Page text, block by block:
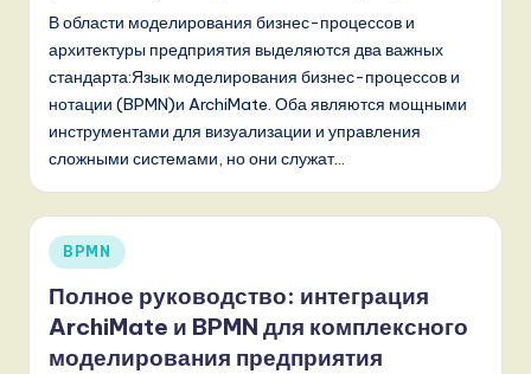
В области моделирования бизнес-процессов и
архитектуры предприятия выделяются два важных
стандарта:Язык моделирования бизнес-процессов и
нотации (BPMN)и ArchiMate. Оба являются мощными
инструментами для визуализации и управления
сложными системами, но они служат…
Опубликовано
BPMN
Полное руководство: интеграция
ArchiMate и BPMN для комплексного
моделирования предприятия